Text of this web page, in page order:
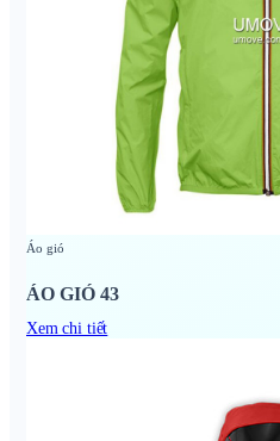
Áo gió
ÁO GIÓ 43
Xem chi tiết